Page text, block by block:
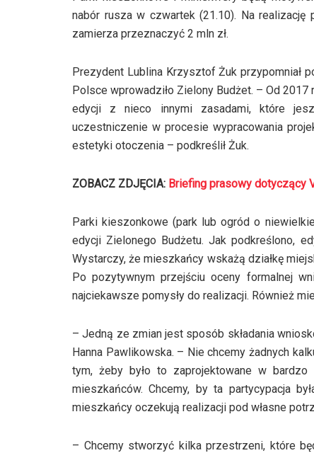
nabór rusza w czwartek (21.10). Na
zamierza przeznaczyć 2 mln zł.
Prezydent Lublina Krzysztof Żuk przypomniał
Polsce wprowadziło Zielony Budżet. – Od
edycji z nieco innymi zasadami, które
uczestniczenie w procesie wypracowania
estetyki otoczenia – podkreślił Żuk.
ZOBACZ ZDJĘCIA: Briefing prasowy dotyczący
Parki kieszonkowe (park lub ogród o
edycji Zielonego Budżetu. Jak podkreślono,
Wystarczy, że mieszkańcy wskażą działkę
Po pozytywnym przejściu oceny formalnej
najciekawsze pomysły do realizacji. Również
– Jedną ze zmian jest sposób składania
Hanna Pawlikowska. – Nie chcemy żadnych
tym, żeby było to zaprojektowane w
mieszkańców. Chcemy, by ta partycypacja
mieszkańcy oczekują realizacji pod własne
– Chcemy stworzyć kilka przestrzeni, które